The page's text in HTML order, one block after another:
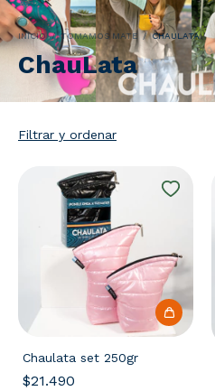
INICIO / TOMAMOS MATE / CHAULATA
ChauLata
Filtrar y ordenar
Chaulata set 250gr
$21.490